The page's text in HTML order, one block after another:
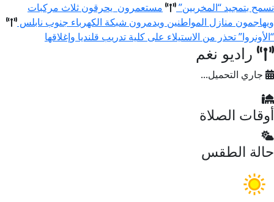
نسمح بتمجيد “المخربين”
مستعمرون يحرقون ثلاث مركبات
ويهاجمون منازل المواطنين ويدمرون شبكة الكهرباء جنوب نابلس
“الأونروا” تحذر من الاستيلاء على كلية تدريب قلنديا وإغلاقها
راديو نغم
جاري التحميل...
أوقات الصلاة
حالة الطقس